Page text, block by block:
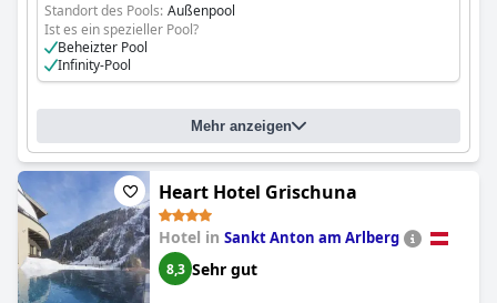
Standort des Pools: Außenpool
Ist es ein spezieller Pool?
Beheizter Pool
Infinity-Pool
Mehr anzeigen
Heart Hotel Grischuna
Hotel in Sankt Anton am Arlberg
8,3 Sehr gut